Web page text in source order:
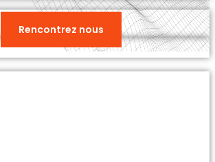
Vous avez des questions ?​
Rencontrez nous